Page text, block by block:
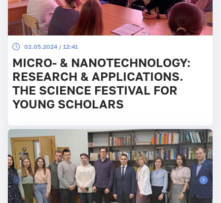
02.05.2024 / 12:41
MICRO- & NANOTECHNOLOGY:
RESEARCH & APPLICATIONS.
THE SCIENCE FESTIVAL FOR
YOUNG SCHOLARS